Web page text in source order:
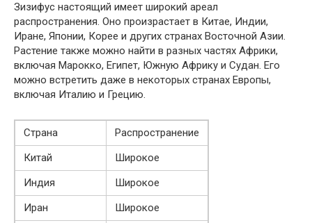
Зизифус настоящий имеет широкий ареал
распространения. Оно произрастает в Китае, Индии,
Иране, Японии, Корее и других странах Восточной Азии.
Растение также можно найти в разных частях Африки,
включая Марокко, Египет, Южную Африку и Судан. Его
можно встретить даже в некоторых странах Европы,
включая Италию и Грецию.
Страна
Распространение
Китай
Широкое
Индия
Широкое
Иран
Широкое